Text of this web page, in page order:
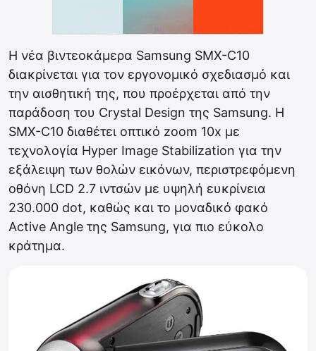
Η νέα βιντεοκάμερα Samsung SMX-C10
διακρίνεται για τον εργονομικό σχεδιασμό και
την αισθητική της, που προέρχεται από την
παράδοση του Crystal Design της Samsung. Η
SMX-C10 διαθέτει οπτικό zoom 10x με
τεχνολογία Hyper Image Stabilization για την
εξάλειψη των θολών εικόνων, περιστρεφόμενη
οθόνη LCD 2.7 ιντσών με υψηλή ευκρίνεια
230.000 dot, καθώς και το μοναδικό φακό
Active Angle της Samsung, για πιο εύκολο
κράτημα.